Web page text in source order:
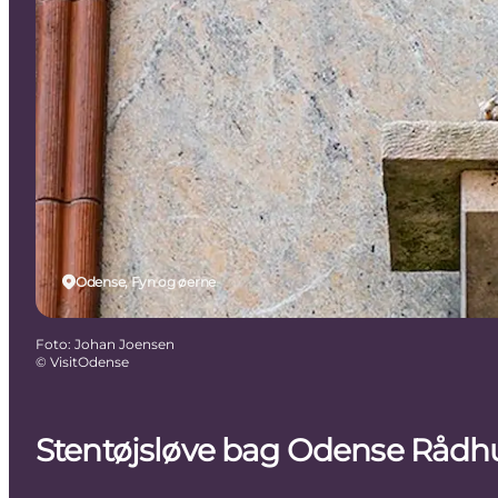
Stentøjsløve bag Odense
Odense, Fyn og øerne
Foto: Johan Joensen
© VisitOdense